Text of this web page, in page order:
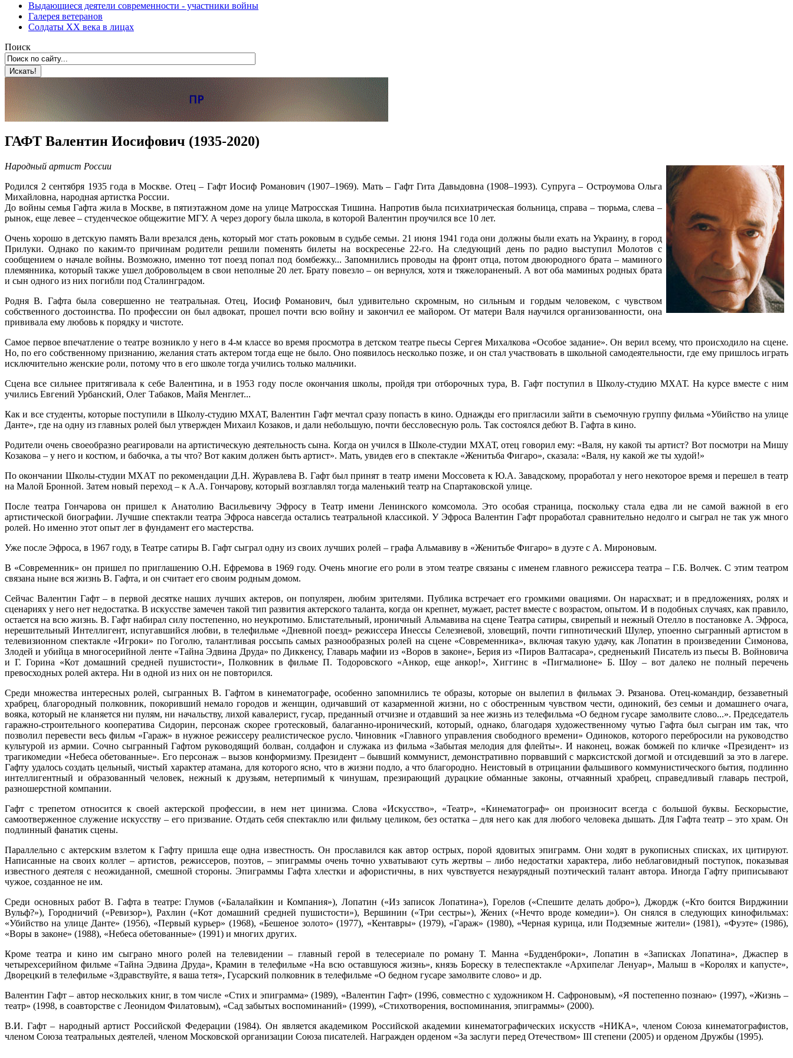
Выдающиеся деятели современности - участники войны
Галерея ветеранов
Солдаты XX века в лицах
Поиск
ГАФТ Валентин Иосифович (1935-2020)
Народный артист России
Родился 2 сентября 1935 года в Москве. Отец – Гафт Иосиф Романович (1907–1969). Мать – Гафт Гита Давыдовна (1908–1993). Супруга – Остроумова Ольга
Михайловна, народная артистка России.
До войны семья Гафта жила в Москве, в пятиэтажном доме на улице Матросская Тишина. Напротив была психиатрическая больница, справа – тюрьма, слева –
рынок, еще левее – студенческое общежитие МГУ. А через дорогу была школа, в которой Валентин проучился все 10 лет.
Очень хорошо в детскую память Вали врезался день, который мог стать роковым в судьбе семьи. 21 июня 1941 года они должны были ехать на Украину, в город
Прилуки. Однако по каким-то причинам родители решили поменять билеты на воскресенье 22-го. На следующий день по радио выступил Молотов с
сообщением о начале войны. Возможно, именно тот поезд попал под бомбежку... Запомнились проводы на фронт отца, потом двоюродного брата – маминого
племянника, который также ушел добровольцем в свои неполные 20 лет. Брату повезло – он вернулся, хотя и тяжелораненый. А вот оба маминых родных брата
и сын одного из них погибли под Сталинградом.
Родня В. Гафта была совершенно не театральная. Отец, Иосиф Романович, был удивительно скромным, но сильным и гордым человеком, с чувством
собственного достоинства. По профессии он был адвокат, прошел почти всю войну и закончил ее майором. От матери Валя научился организованности, она
прививала ему любовь к порядку и чистоте.
Самое первое впечатление о театре возникло у него в 4-м классе во время просмотра в детском театре пьесы Сергея Михалкова «Особое задание». Он верил всему, что происходило на сцене.
Но, по его собственному признанию, желания стать актером тогда еще не было. Оно появилось несколько позже, и он стал участвовать в школьной самодеятельности, где ему пришлось играть
исключительно женские роли, потому что в его школе тогда учились только мальчики.
Сцена все сильнее притягивала к себе Валентина, и в 1953 году после окончания школы, пройдя три отборочных тура, В. Гафт поступил в Школу-студию МХАТ. На курсе вместе с ним
учились Евгений Урбанский, Олег Табаков, Майя Менглет...
Как и все студенты, которые поступили в Школу-студию МХАТ, Валентин Гафт мечтал сразу попасть в кино. Однажды его пригласили зайти в съемочную группу фильма «Убийство на улице
Данте», где на одну из главных ролей был утвержден Михаил Козаков, и дали небольшую, почти бессловесную роль. Так состоялся дебют В. Гафта в кино.
Родители очень своеобразно реагировали на артистическую деятельность сына. Когда он учился в Школе-студии МХАТ, отец говорил ему: «Валя, ну какой ты артист? Вот посмотри на Мишу
Козакова – у него и костюм, и бабочка, а ты что? Вот каким должен быть артист». Мать, увидев его в спектакле «Женитьба Фигаро», сказала: «Валя, ну какой же ты худой!»
По окончании Школы-студии МХАТ по рекомендации Д.Н. Журавлева В. Гафт был принят в театр имени Моссовета к Ю.А. Завадскому, проработал у него некоторое время и перешел в театр
на Малой Бронной. Затем новый переход – к А.А. Гончарову, который возглавлял тогда маленький театр на Спартаковской улице.
После театра Гончарова он пришел к Анатолию Васильевичу Эфросу в Театр имени Ленинского комсомола. Это особая страница, поскольку стала едва ли не самой важной в его
артистической биографии. Лучшие спектакли театра Эфроса навсегда остались театральной классикой. У Эфроса Валентин Гафт проработал сравнительно недолго и сыграл не так уж много
ролей. Но именно этот опыт лег в фундамент его мастерства.
Уже после Эфроса, в 1967 году, в Театре сатиры В. Гафт сыграл одну из своих лучших ролей – графа Альмавиву в «Женитьбе Фигаро» в дуэте с А. Мироновым.
В «Современник» он пришел по приглашению О.Н. Ефремова в 1969 году. Очень многие его роли в этом театре связаны с именем главного режиссера театра – Г.Б. Волчек. С этим театром
связана ныне вся жизнь В. Гафта, и он считает его своим родным домом.
Сейчас Валентин Гафт – в первой десятке наших лучших актеров, он популярен, любим зрителями. Публика встречает его громкими овациями. Он нарасхват; и в предложениях, ролях и
сценариях у него нет недостатка. В искусстве замечен такой тип развития актерского таланта, когда он крепнет, мужает, растет вместе с возрастом, опытом. И в подобных случаях, как правило,
остается на всю жизнь. В. Гафт набирал силу постепенно, но неукротимо. Блистательный, ироничный Альмавива на сцене Театра сатиры, свирепый и нежный Отелло в постановке А. Эфроса,
нерешительный Интеллигент, испугавшийся любви, в телефильме «Дневной поезд» режиссера Инессы Селезневой, зловещий, почти гипнотический Шулер, упоенно сыгранный артистом в
телевизионном спектакле «Игроки» по Гоголю, талантливая россыпь самых разнообразных ролей на сцене «Современника», включая такую удачу, как Лопатин в произведении Симонова,
Злодей и убийца в многосерийной ленте «Тайна Эдвина Друда» по Диккенсу, Главарь мафии из «Воров в законе», Берия из «Пиров Валтасара», средненький Писатель из пьесы В. Войновича
и Г. Горина «Кот домашний средней пушистости», Полковник в фильме П. Тодоровского «Анкор, еще анкор!», Хиггинс в «Пигмалионе» Б. Шоу – вот далеко не полный перечень
превосходных ролей актера. Ни в одной из них он не повторился.
Среди множества интересных ролей, сыгранных В. Гафтом в кинематографе, особенно запомнились те образы, которые он вылепил в фильмах Э. Рязанова. Отец-командир, беззаветный
храбрец, благородный полковник, покоривший немало городов и женщин, одичавший от казарменной жизни, но с обостренным чувством чести, одинокий, без семьи и домашнего очага,
вояка, который не кланяется ни пулям, ни начальству, лихой кавалерист, гусар, преданный отчизне и отдавший за нее жизнь из телефильма «О бедном гусаре замолвите слово...». Председатель
гаражно-строительного кооператива Сидорин, персонаж скорее гротесковый, балаганно-иронический, который, однако, благодаря художественному чутью Гафта был сыгран им так, что
позволил перевести весь фильм «Гараж» в нужное режиссеру реалистическое русло. Чиновник «Главного управления свободного времени» Одиноков, которого перебросили на руководство
культурой из армии. Сочно сыгранный Гафтом руководящий болван, солдафон и служака из фильма «Забытая мелодия для флейты». И наконец, вожак бомжей по кличке «Президент» из
трагикомедии «Небеса обетованные». Его персонаж – вызов конформизму. Президент – бывший коммунист, демонстративно порвавший с марксистской догмой и отсидевший за это в лагере.
Гафту удалось создать цельный, чистый характер атамана, для которого ясно, что в жизни подло, а что благородно. Неистовый в отрицании фальшивого коммунистического бытия, подлинно
интеллигентный и образованный человек, нежный к друзьям, нетерпимый к чинушам, презирающий дурацкие обманные законы, отчаянный храбрец, справедливый главарь пестрой,
разношерстной компании.
Гафт с трепетом относится к своей актерской профессии, в нем нет цинизма. Слова «Искусство», «Театр», «Кинематограф» он произносит всегда с большой буквы. Бескорыстие,
самоотверженное служение искусству – его призвание. Отдать себя спектаклю или фильму целиком, без остатка – для него как для любого человека дышать. Для Гафта театр – это храм. Он
подлинный фанатик сцены.
Параллельно с актерским взлетом к Гафту пришла еще одна известность. Он прославился как автор острых, порой ядовитых эпиграмм. Они ходят в рукописных списках, их цитируют.
Написанные на своих коллег – артистов, режиссеров, поэтов, – эпиграммы очень точно ухватывают суть жертвы – либо недостатки характера, либо неблаговидный поступок, показывая
известного деятеля с неожиданной, смешной стороны. Эпиграммы Гафта хлестки и афористичны, в них чувствуется незаурядный поэтический талант автора. Иногда Гафту приписывают
чужое, созданное не им.
Среди основных работ В. Гафта в театре: Глумов («Балалайкин и Компания»), Лопатин («Из записок Лопатина»), Горелов («Спешите делать добро»), Джордж («Кто боится Вирджинии
Вульф?»), Городничий («Ревизор»), Рахлин («Кот домашний средней пушистости»), Вершинин («Три сестры»), Жених («Нечто вроде комедии»). Он снялся в следующих кинофильмах:
«Убийство на улице Данте» (1956), «Первый курьер» (1968), «Бешеное золото» (1977), «Кентавры» (1979), «Гараж» (1980), «Черная курица, или Подземные жители» (1981), «Фуэте» (1986),
«Воры в законе» (1988), «Небеса обетованные» (1991) и многих других.
Кроме театра и кино им сыграно много ролей на телевидении – главный герой в телесериале по роману Т. Манна «Будденброки», Лопатин в «Записках Лопатина», Джаспер в
четырехсерийном фильме «Тайна Эдвина Друда», Крамин в телефильме «На всю оставшуюся жизнь», князь Бореску в телеспектакле «Архипелаг Ленуар», Малыш в «Королях и капусте»,
Дворецкий в телефильме «Здравствуйте, я ваша тетя», Гусарский полковник в телефильме «О бедном гусаре замолвите слово» и др.
Валентин Гафт – автор нескольких книг, в том числе «Стих и эпиграмма» (1989), «Валентин Гафт» (1996, совместно с художником Н. Сафроновым), «Я постепенно познаю» (1997), «Жизнь –
театр» (1998, в соавторстве с Леонидом Филатовым), «Сад забытых воспоминаний» (1999), «Стихотворения, воспоминания, эпиграммы» (2000).
В.И. Гафт – народный артист Российской Федерации (1984). Он является академиком Российской академии кинематографических искусств «НИКА», членом Союза кинематографистов,
членом Союза театральных деятелей, членом Московской организации Союза писателей. Награжден орденом «За заслуги перед Отечеством» III степени (2005) и орденом Дружбы (1995).